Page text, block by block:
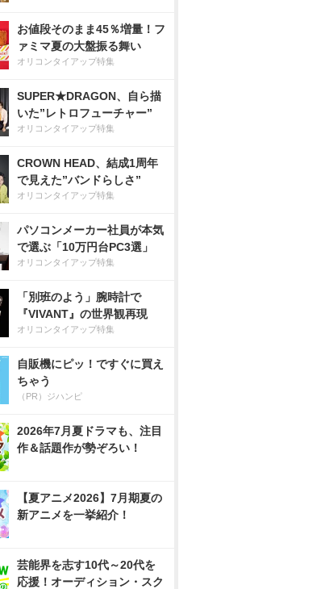
お値段そのまま45％増量！フ
ァミマ夏の大盤振る舞い
オリコンタイアップ特集
SUPER★DRAGON、自ら描
いた”レトロフューチャー”
オリコンタイアップ特集
CROWN HEAD、結成1周年
で見えた”バンドらしさ”
オリコンタイアップ特集
パソコンメーカー社員が本気
で選ぶ「10万円台PC3選」
オリコンタイアップ特集
「別班のよう」腕時計で
『VIVANT』の世界観再現
オリコンタイアップ特集
自販機にピッ！ですぐに買え
ちゃう
（PR）ジハンピ
2026年7月夏ドラマも、注目
作＆話題作が勢ぞろい！
【夏アニメ2026】7月期夏の
新アニメを一挙紹介！
芸能界を志す10代～20代を
応援！オーディション・スク